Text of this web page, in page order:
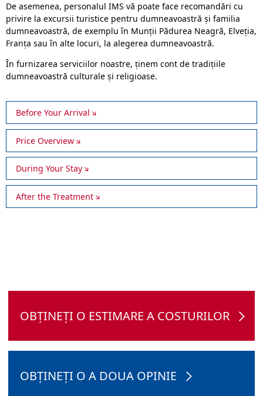
De asemenea, personalul IMS vă poate face recomandări cu
privire la excursii turistice pentru dumneavoastră și familia
dumneavoastră, de exemplu în Munții Pădurea Neagră, Elveția,
Franța sau în alte locuri, la alegerea dumneavoastră.
În furnizarea serviciilor noastre, ținem cont de tradițiile
dumneavoastră culturale și religioase.
Before Your Arrival
Price Overview
During Your Stay
After the Treatment
OBȚINEȚI O ESTIMARE A COSTURILOR
OBȚINEȚI O A DOUA OPINIE